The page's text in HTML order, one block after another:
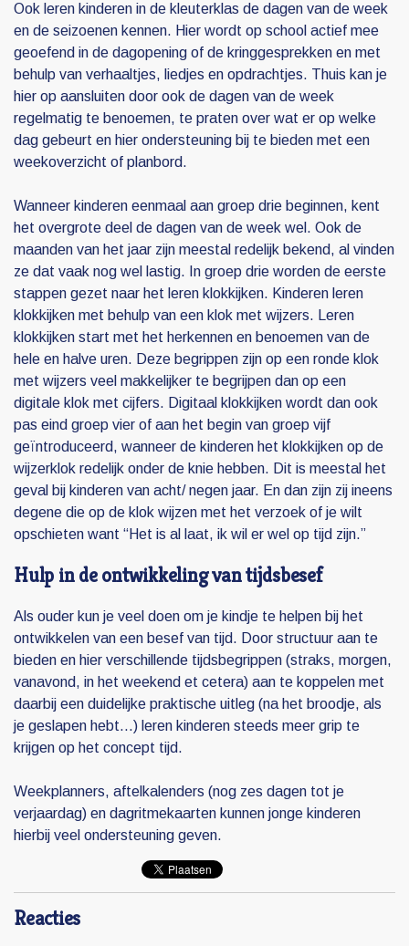
Ook leren kinderen in de kleuterklas de dagen van de week
en de seizoenen kennen. Hier wordt op school actief mee
geoefend in de dagopening of de kringgesprekken en met
behulp van verhaaltjes, liedjes en opdrachtjes. Thuis kan je
hier op aansluiten door ook de dagen van de week
regelmatig te benoemen, te praten over wat er op welke
dag gebeurt en hier ondersteuning bij te bieden met een
weekoverzicht of planbord.
Wanneer kinderen eenmaal aan groep drie beginnen, kent
het overgrote deel de dagen van de week wel. Ook de
maanden van het jaar zijn meestal redelijk bekend, al vinden
ze dat vaak nog wel lastig. In groep drie worden de eerste
stappen gezet naar het leren klokkijken. Kinderen leren
klokkijken met behulp van een klok met wijzers. Leren
klokkijken start met het herkennen en benoemen van de
hele en halve uren. Deze begrippen zijn op een ronde klok
met wijzers veel makkelijker te begrijpen dan op een
digitale klok met cijfers. Digitaal klokkijken wordt dan ook
pas eind groep vier of aan het begin van groep vijf
geïntroduceerd, wanneer de kinderen het klokkijken op de
wijzerklok redelijk onder de knie hebben. Dit is meestal het
geval bij kinderen van acht/ negen jaar. En dan zijn zij ineens
degene die op de klok wijzen met het verzoek of je wilt
opschieten want “Het is al laat, ik wil er wel op tijd zijn.”
Hulp in de ontwikkeling van tijdsbesef
Als ouder kun je veel doen om je kindje te helpen bij het
ontwikkelen van een besef van tijd. Door structuur aan te
bieden en hier verschillende tijdsbegrippen (straks, morgen,
vanavond, in het weekend et cetera) aan te koppelen met
daarbij een duidelijke praktische uitleg (na het broodje, als
je geslapen hebt...) leren kinderen steeds meer grip te
krijgen op het concept tijd.
Weekplanners, aftelkalenders (nog zes dagen tot je
verjaardag) en dagritmekaarten kunnen jonge kinderen
hierbij veel ondersteuning geven.
Reacties